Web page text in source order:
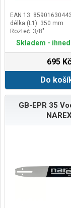
EAN 13:
délka (L1): 350 mm
Rozteč: 3/8"
Skladem -
695 Kč
Do
GB-EPR 35